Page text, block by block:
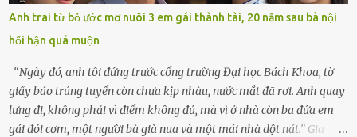
lòng cũng rộn ràng. Bà vốn ít có dịp đi xa vì còn bận buôn bán ở chợ,
nên lần này cũng đành ở nhà. Thảo ôm chầm lấy mẹ trước khi đi:
“Con sẽ nhặt thật nhiều vỏ sò cho mẹ nhé!” Chiếc xe khách lăn
bánh rời khỏi bến...
Anh trai từ bỏ ước mơ nuôi 3 em gái thành tài, 20 năm sau bà nội
hối hận quá muộn
“Ngày đó, anh tôi đứng trước cổng trường Đại học Bách Khoa, tờ
giấy báo trúng tuyển còn chưa kịp nhàu, nước mắt đã rơi. Anh quay
lưng đi, không phải vì điểm không đủ, mà vì ở nhà còn ba đứa em
gái đói cơm, một người bà già nua và một mái nhà dột nát.” Gia